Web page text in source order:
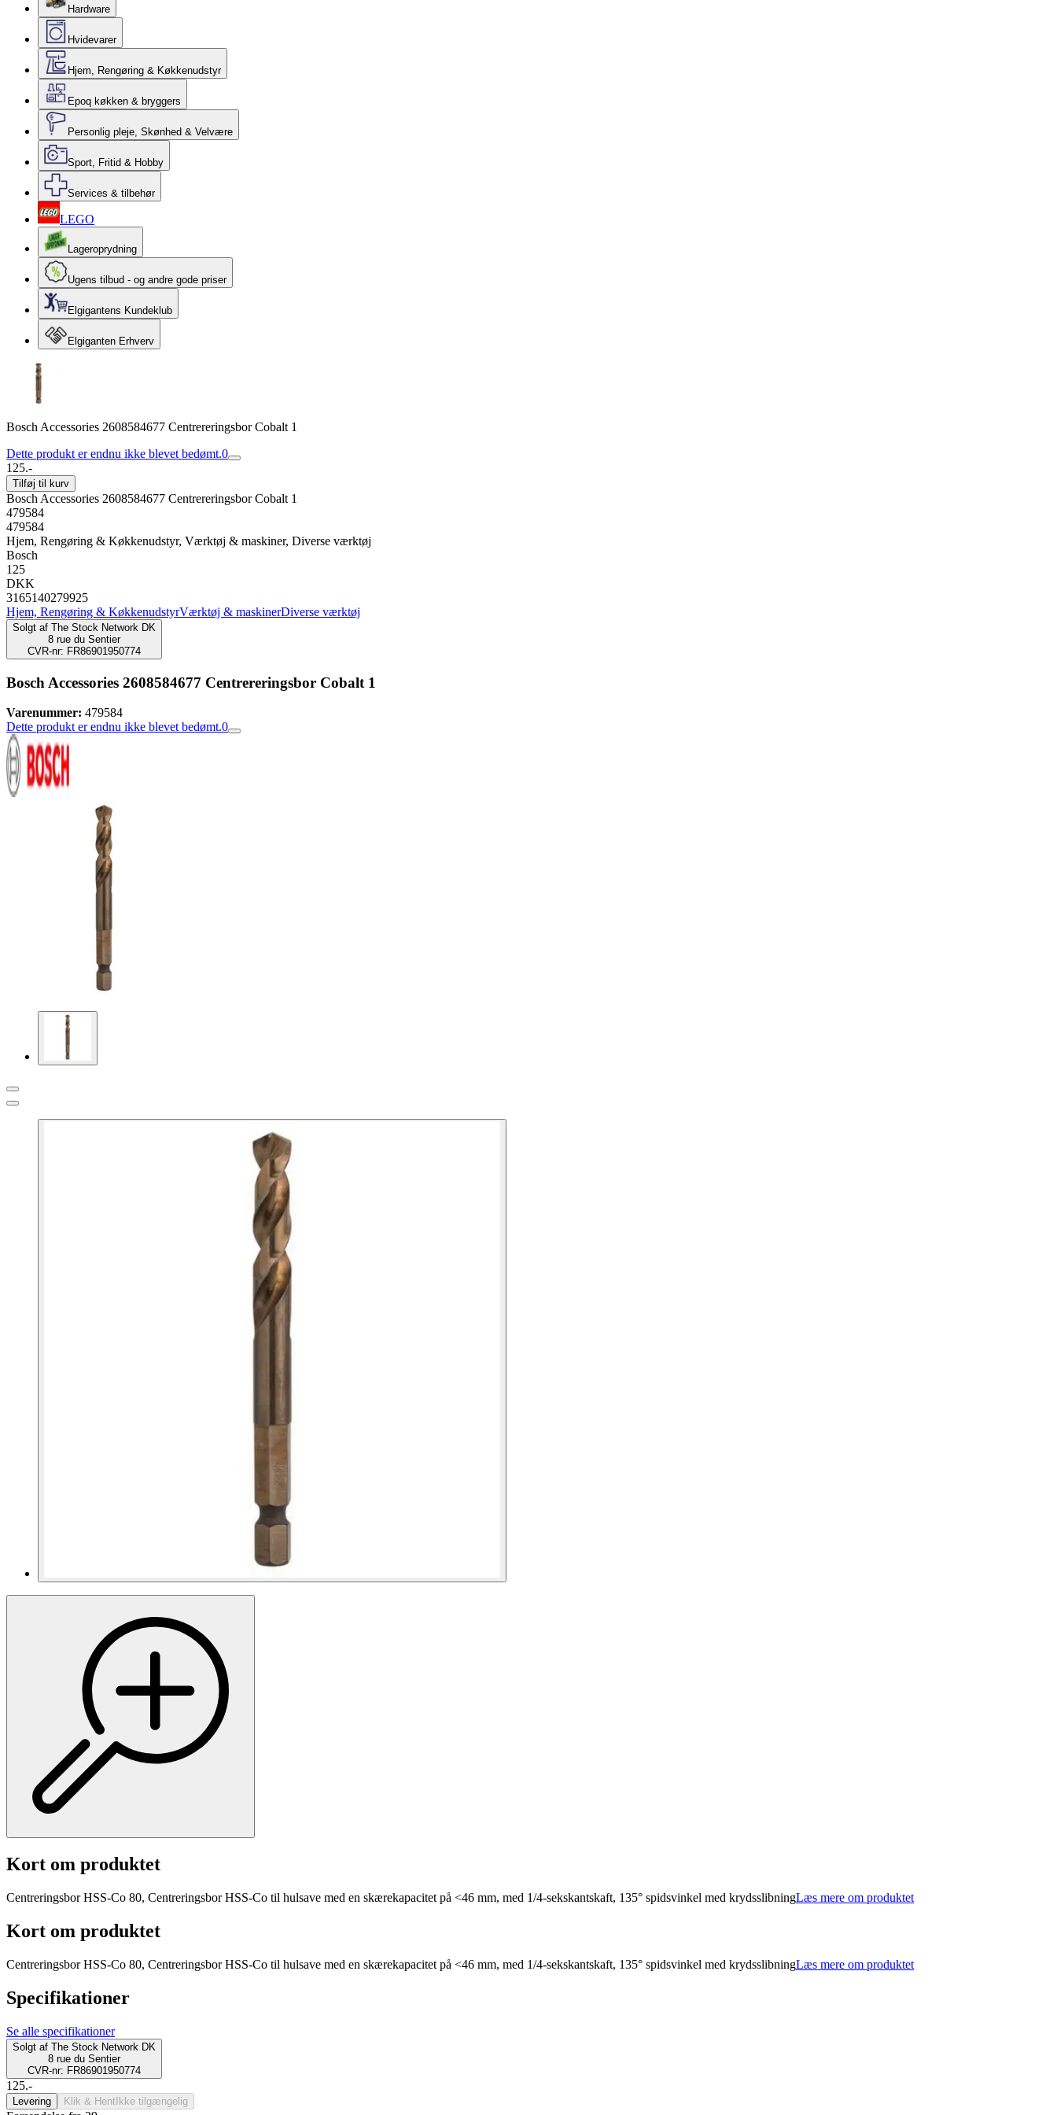
Hardware
Hvidevarer
Hjem, Rengøring & Køkkenudstyr
Epoq køkken & bryggers
Personlig pleje, Skønhed & Velvære
Sport, Fritid & Hobby
Services & tilbehør
LEGO
Lageroprydning
Ugens tilbud - og andre gode priser
Elgigantens Kundeklub
Elgiganten Erhverv
Bosch Accessories 2608584677 Centrereringsbor Cobalt 1
Dette produkt er endnu ikke blevet bedømt.0
125.-
Tilføj til kurv
Bosch Accessories 2608584677 Centrereringsbor Cobalt 1
479584
479584
Hjem, Rengøring & Køkkenudstyr, Værktøj & maskiner, Diverse værktøj
Bosch
125
DKK
3165140279925
Hjem, Rengøring & KøkkenudstyrVærktøj & maskinerDiverse værktøj
Solgt af The Stock Network DK
8 rue du Sentier
CVR-nr: FR86901950774
Bosch Accessories 2608584677 Centrereringsbor Cobalt 1
Varenummer: 479584
Dette produkt er endnu ikke blevet bedømt.0
Kort om produktet
Centreringsbor HSS-Co 80, Centreringsbor HSS-Co til hulsave med en skærekapacitet på <46 mm, med 1/4-sekskantskaft, 135° spidsvinkel med krydsslibningLæs mere om produktet
Kort om produktet
Centreringsbor HSS-Co 80, Centreringsbor HSS-Co til hulsave med en skærekapacitet på <46 mm, med 1/4-sekskantskaft, 135° spidsvinkel med krydsslibningLæs mere om produktet
Specifikationer
Se alle specifikationer
Solgt af The Stock Network DK
8 rue du Sentier
CVR-nr: FR86901950774
125.-
Levering Klik & Hent Ikke tilgængelig